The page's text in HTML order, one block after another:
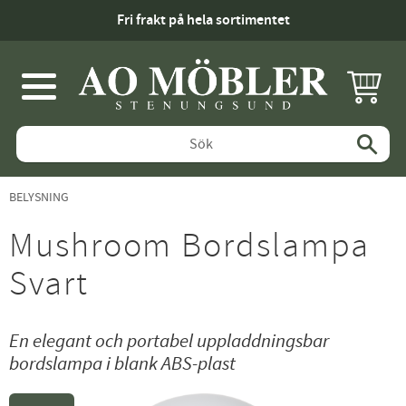
Fri frakt på hela sortimentet
Meny
BELYSNING
Mushroom Bordslampa
Svart
En elegant och portabel uppladdningsbar
bordslampa i blank ABS-plast